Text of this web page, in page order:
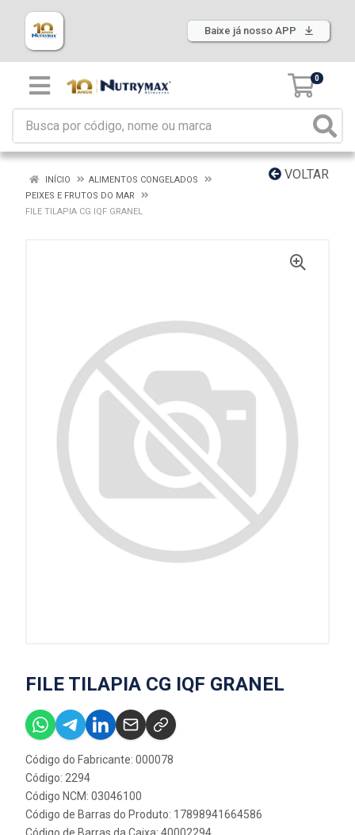
Baixe já nosso APP
0
VOLTAR
INÍCIO
ALIMENTOS CONGELADOS
PEIXES E FRUTOS DO MAR
FILE TILAPIA CG IQF GRANEL
FILE TILAPIA CG IQF GRANEL
Código do Fabricante: 000078
Código: 2294
Código NCM: 03046100
Código de Barras do Produto: 17898941664586
Código de Barras da Caixa: 40002294